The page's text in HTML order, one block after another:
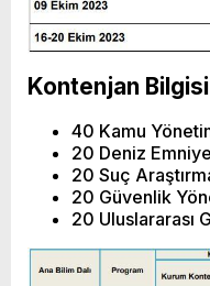
Kontenjan Bilgisi
40 Kamu
20 Deniz
20 Suç
20 Güvenlik
20 Uluslararası